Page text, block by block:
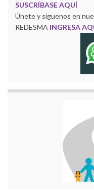
SUSCRÍBASE AQUÍ
Únete y siguenos en
REDESMA INGRESA